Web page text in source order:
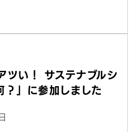
ツい！ サステナブルシ
？」に参加しました